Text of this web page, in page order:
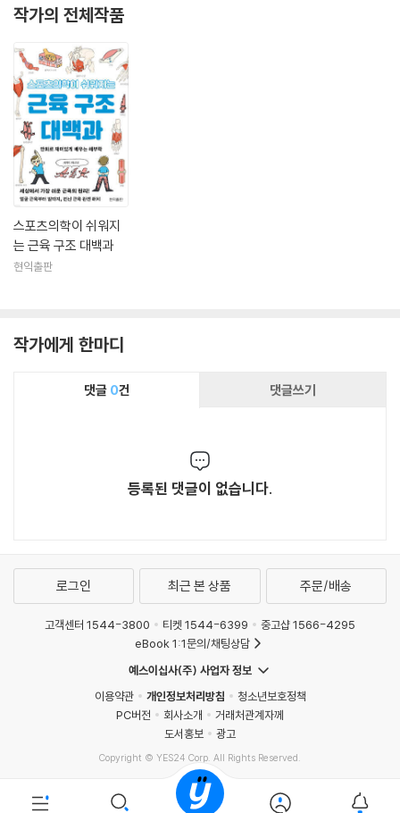
작가의 전체작품
스포츠의학이 쉬워지
는 근육 구조 대백과
현익출판
작가에게 한마디
댓글 0건 댓글쓰기
등록된 댓글이 없습니다.
로그인 최근 본 상품 주문/배송
고객센터 1544-3800 티켓 1544-6399
중고샵 1566-4295
eBook 1:1문의/채팅상담
예스이십사(주) 사업자 정보
이용약관
개인정보처리방침
청소년보호정책
PC버전
회사소개
거래처관계자께
도서홍보
광고
Copyright © YES24 Corp. All Rights Reserved.